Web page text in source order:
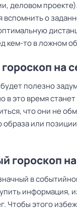
деловом
вспомнить о
кем-то в ложном
на
будет полезно
в это время
что они не
образа или
гороскоп
в
информация,
Чтобы этого